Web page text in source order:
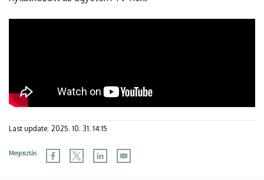
Last update: 2025. 10. 31. 14:15
Megosztás